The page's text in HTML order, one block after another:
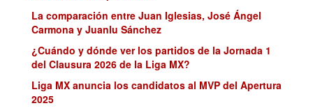
La comparación entre Juan Iglesias, José Ángel
Carmona y Juanlu Sánchez
¿Cuándo y dónde ver los partidos de la Jornada 1
del Clausura 2026 de la Liga MX?
Liga MX anuncia los candidatos al MVP del Apertura
2025